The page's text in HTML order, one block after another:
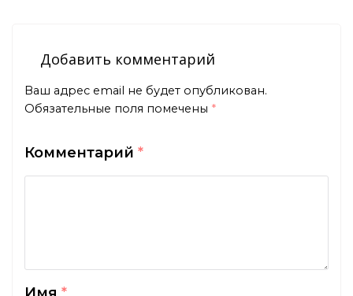
Добавить комментарий
Ваш адрес email не будет опубликован.
Обязательные поля помечены *
Комментарий *